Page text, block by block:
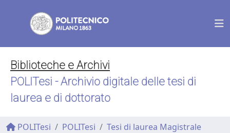
Biblioteche e Archivi
POLITesi - Archivio digitale delle tesi di
laurea e di dottorato
POLITesi POLITesi Tesi di laurea Magistrale